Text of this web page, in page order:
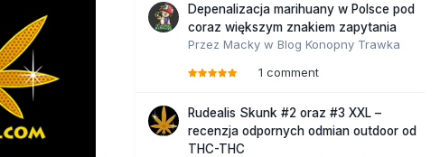
Depenalizacja marihuany w Polsce pod
coraz większym znakiem zapytania
Przez Macky w Blog Konopny Trawka
1 comment
Rudealis Skunk #2 oraz #3 XXL –
recenzja odpornych odmian outdoor od
THC-THC